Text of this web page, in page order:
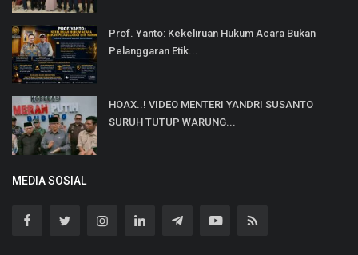
Prof. Yanto: Kekeliruan Hukum Acara Bukan
Pelanggaran Etik...
HOAX..! VIDEO MENTERI YANDRI SUSANTO
SURUH TUTUP WARUNG...
MEDIA SOSIAL